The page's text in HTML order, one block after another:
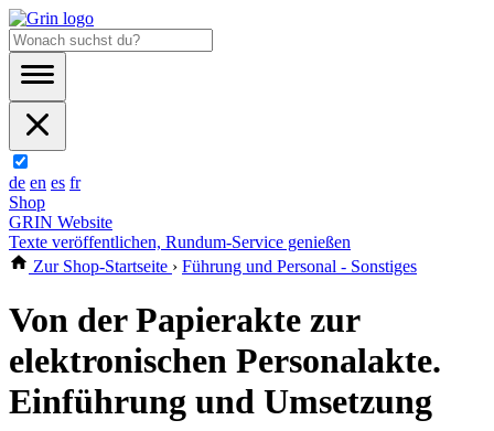
de en es fr
Shop
GRIN Website
Texte veröffentlichen, Rundum-Service genießen
Zur Shop-Startseite › Führung und Personal - Sonstiges
Von der Papierakte zur
elektronischen Personalakte.
Einführung und Umsetzung